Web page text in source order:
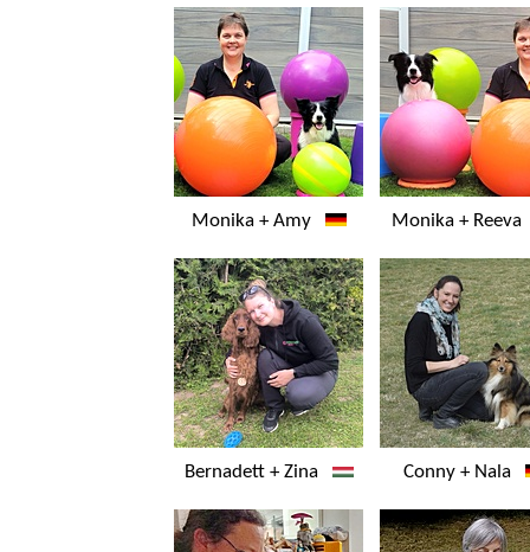
Monika + Amy Monika +
Bernadett + Zina Conny + Nala